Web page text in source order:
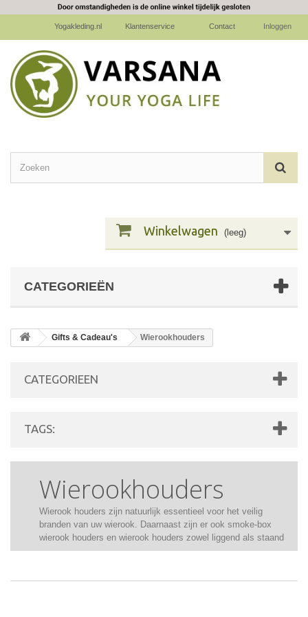
Inloggen
Contact
Klantenservice
Yogakleding.nl
Winkelwagen (leeg)
CATEGORIEËN
Gifts & Cadeau's Wierookhouders
CATEGORIEEN
TAGS:
Wierookhouders
Wierook houders zijn natuurlijk essentieel voor het veilig
branden van uw wierook. Daarnaast zijn er ook smoke-box
wierook houders en wierook houders zowel liggend als staand